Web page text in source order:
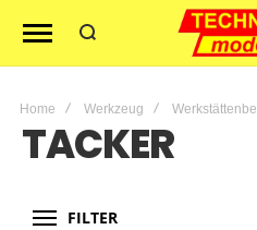
Home Werkzeug
TACKER
FILTER